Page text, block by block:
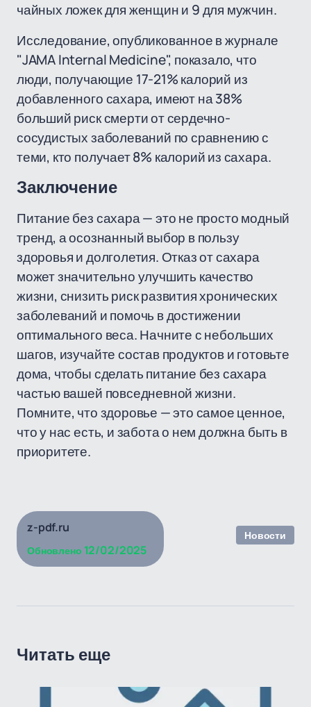
чайных ложек для женщин и 9 для мужчин.
Исследование, опубликованное в журнале
"JAMA Internal Medicine", показало, что
люди, получающие 17-21% калорий из
добавленного сахара, имеют на 38%
больший риск смерти от сердечно-
сосудистых заболеваний по сравнению с
теми, кто получает 8% калорий из сахара.
Заключение
Питание без сахара — это не просто модный
тренд, а осознанный выбор в пользу
здоровья и долголетия. Отказ от сахара
может значительно улучшить качество
жизни, снизить риск развития хронических
заболеваний и помочь в достижении
оптимального веса. Начните с небольших
шагов, изучайте состав продуктов и готовьте
дома, чтобы сделать питание без сахара
частью вашей повседневной жизни.
Помните, что здоровье — это самое ценное,
что у нас есть, и забота о нем должна быть в
приоритете.
z-pdf.ru
Обновлено 12/02/2025
Новости
Читать еще